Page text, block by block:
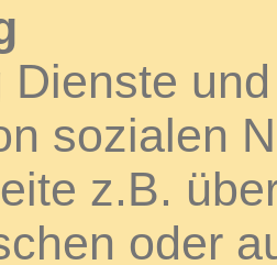
Dienste
sozialen
z.B.
oder